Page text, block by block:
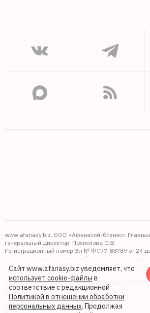
www.afanasy.biz. ООО «Афанасий-бизнес».
генеральный директор: Поспелова О.В.
Регистрационный номер Эл № ФС77-88789 от 24
Выдано: Федеральная служба по надзору в сфере
информационных технологий и массовых
Правопреемником АО "Афанасий-бизнес"
бизнес"
Политика обработки файлов cookie
Сайт www.afanasy.biz уведомляет, что
использует cookie-файлы в
соответствие с редакционной
Политикой в отношении обработки
персональных данных. Продолжая